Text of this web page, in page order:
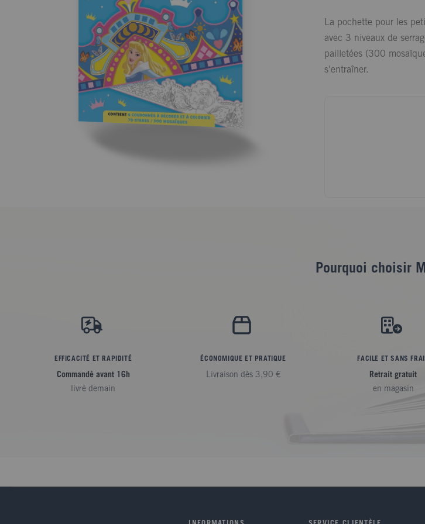
La pochette pour les
avec 3 niveaux de
pailletées (300
s'entraîner.
Pourquoi choisir
EFFICACITÉ ET RAPIDITÉ
Commandé avant 16h
livré demain
ÉCONOMIQUE ET PRATIQUE
Livraison dès 3,90 €
FACILE ET SANS
Retrait gratuit
en magasin